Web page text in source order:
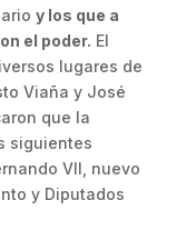
y los que a
el poder. El
lugares de
Viaña y José
que la
siguientes
VII, nuevo
y Diputados